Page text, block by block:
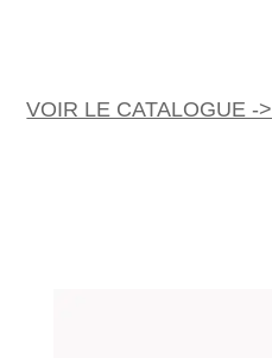
VOIR LE CATALOGUE ->